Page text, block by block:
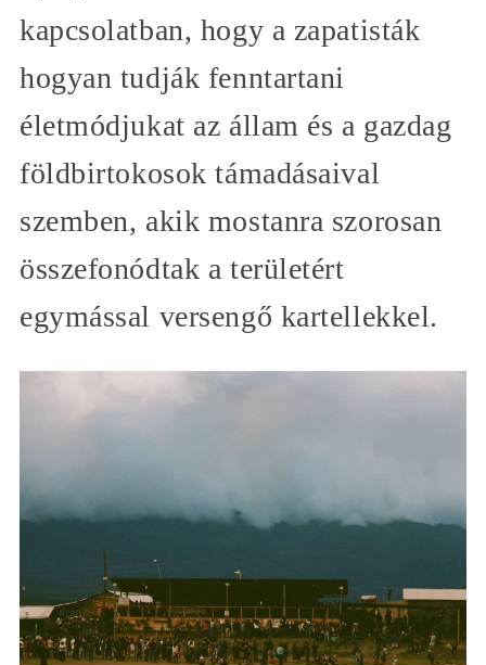
kapcsolatban, hogy a zapatisták
hogyan tudják fenntartani
életmódjukat az állam és a gazdag
földbirtokosok támadásaival
szemben, akik mostanra szorosan
összefonódtak a területért
egymással versengő kartellekkel.